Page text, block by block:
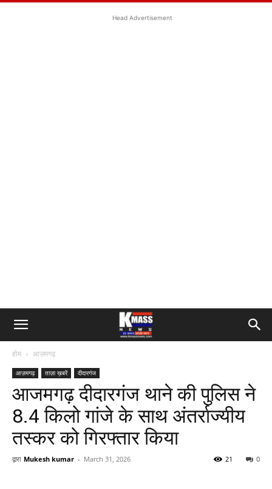
Head Advertisement
होम आज़मगढ़
आज़मगढ़ ताज़ा ख़बरें दीदारगंज
आजमगढ़ दीदारगंज थाने की पुलिस ने
8.4 किलो गांजे के साथ अंतर्राज्यीय
तस्कर को गिरफ्तार किया
द्वारा Mukesh kumar - March 31, 2026 0
21